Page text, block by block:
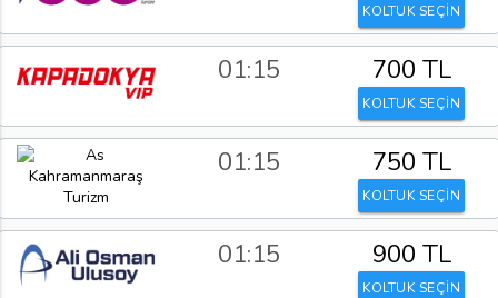
KOLTUK SEÇİN
01:15 700 TL
KOLTUK SEÇİN
01:15 750 TL
KOLTUK SEÇİN
01:15 900 TL
KOLTUK SEÇİN